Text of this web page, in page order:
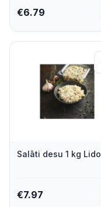
€6.79
Salāti desu 1 kg Lido
€7.97